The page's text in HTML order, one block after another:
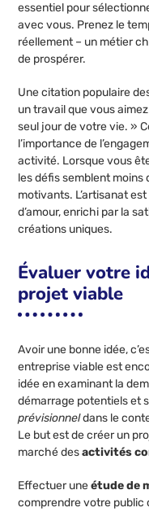
essentiel pour
avec vous. Prenez le
réellement – un métier
de prospérer.
Une citation populaire
un travail que vous
seul jour de votre vie. »
l’importance de
activité. Lorsque vous
les défis semblent
motivants. L’artisanat
d’amour, enrichi par la
créations uniques.
Évaluer votre
projet viable
Avoir une bonne idée,
entreprise viable est
idée en examinant la
démarrage potentiels et
prévisionneldans le
Le but est de créer un
marché desactivités
Effectuer uneétude de
comprendre votre public